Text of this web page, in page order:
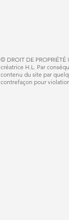
© DROIT DE PROPRIÉTÉ
créatrice H.L. Par
contenu du site par
contrefaçon pour